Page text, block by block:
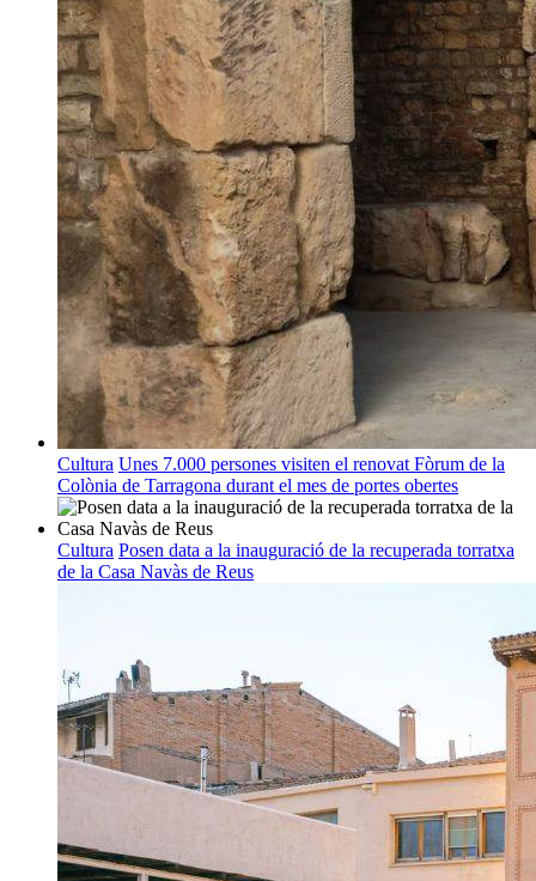
Cultura Unes 7.000 persones visiten el renovat Fòrum de la
Colònia de Tarragona durant el mes de portes obertes
Cultura Posen data a la inauguració de la recuperada torratxa
de la Casa Navàs de Reus